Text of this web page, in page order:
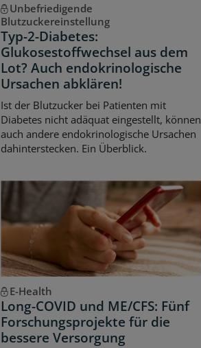
Unbefriedigende
Blutzuckereinstellung
Typ-2-Diabetes:
Glukosestoffwechsel aus dem
Lot? Auch endokrinologische
Ursachen abklären!
Ist der Blutzucker bei Patienten mit
Diabetes nicht adäquat eingestellt, können
auch andere endokrinologische Ursachen
dahinterstecken. Ein Überblick.
E-Health
Long-COVID und ME/CFS: Fünf
Forschungsprojekte für die
bessere Versorgung